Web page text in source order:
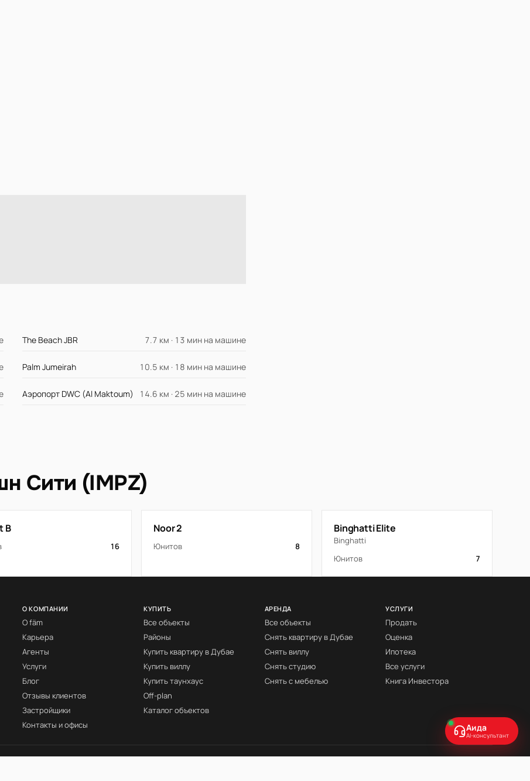
The Beach JBR 7.7 км · 13 мин на машине
Palm Jumeirah 10.5 км · 18 мин на машине
Аэропорт DWC (Al Maktoum) 14.6 км · 25 мин на машине
Сити (IMPZ)
B
16
Noor 2
Юнитов 8
Binghatti Elite
Binghatti
Юнитов
7
Аида
AI-консультант
О КОМПАНИИ
О fäm
Карьера
Агенты
Услуги
Блог
Отзывы клиентов
Застройщики
Контакты и офисы
КУПИТЬ
Все объекты
Районы
Купить квартиру в Дубае
Купить виллу
Купить таунхаус
Off-plan
Каталог объектов
АРЕНДА
Все объекты
Снять квартиру в Дубае
Снять виллу
Снять студию
Снять с мебелью
УСЛУГИ
Продать
Оценка
Ипотека
Все услуги
Книга Инвестора